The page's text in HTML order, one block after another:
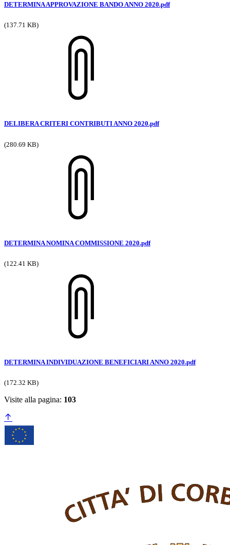
DETERMINA APPROVAZIONE BANDO ANNO 2020.pdf
(137.71 KB)
DELIBERA CRITERI CONTRIBUTI ANNO 2020.pdf
(280.69 KB)
DETERMINA NOMINA COMMISSIONE 2020.pdf
(122.41 KB)
DETERMINA INDIVIDUAZIONE BENEFICIARI ANNO 2020.pdf
(172.32 KB)
Visite alla pagina: 103